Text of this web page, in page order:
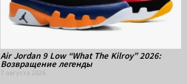
Air Jordan 9 Low “What The Kilroy” 2026:
Возвращение легенды
7 августа 2026